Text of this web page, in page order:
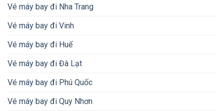
Vé máy bay đi Nha Trang
Vé máy bay đi Vinh
Vé máy bay đi Huế
Vé máy bay đi Đà Lạt
Vé máy bay đi Phú Quốc
Vé máy bay đi Quy Nhơn